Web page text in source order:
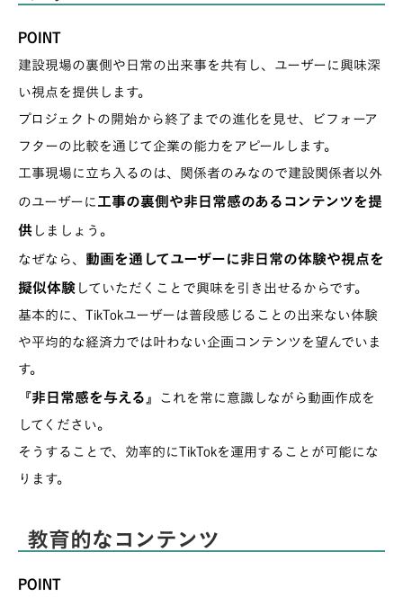
POINT
建設現場の裏側や日常の出来事を共有し、ユーザーに興味深
い視点を提供します。
プロジェクトの開始から終了までの進化を見せ、ビフォーア
フターの比較を通じて企業の能力をアピールします。
工事現場に立ち入るのは、関係者のみなので建設関係者以外
のユーザーに工事の裏側や非日常感のあるコンテンツを提
供しましょう。
なぜなら、 動画を通してユーザーに非日常の体験や視点を
擬似体験していただくことで興味を引き出せるからです。
基本的に、TikTokユーザーは普段感じることの出来ない体験
や平均的な経済力では叶わない企画コンテンツを望んでいま
す。
『非日常感を与える』これを常に意識しながら動画作成を
してください。
そうすることで、効率的にTikTokを運用することが可能にな
ります。
教育的なコンテンツ
POINT